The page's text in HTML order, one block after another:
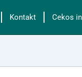
Kontakt Cekos in